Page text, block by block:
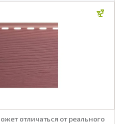
отличаться от реального